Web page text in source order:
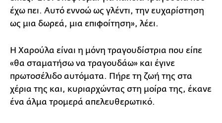
έχω πει. Αυτό εννοώ ως γλέντι, την ευχαρίστηση
ως μια δωρεά, μια επιφοίτηση», λέει.
Η Χαρούλα είναι η μόνη τραγουδίστρια που είπε
«θα σταματήσω να τραγουδάω» και έγινε
πρωτοσέλιδο αυτόματα. Πήρε τη ζωή της στα
χέρια της και, κυριαρχώντας στη μοίρα της, έκανε
ένα άλμα τρομερά απελευθερωτικό.